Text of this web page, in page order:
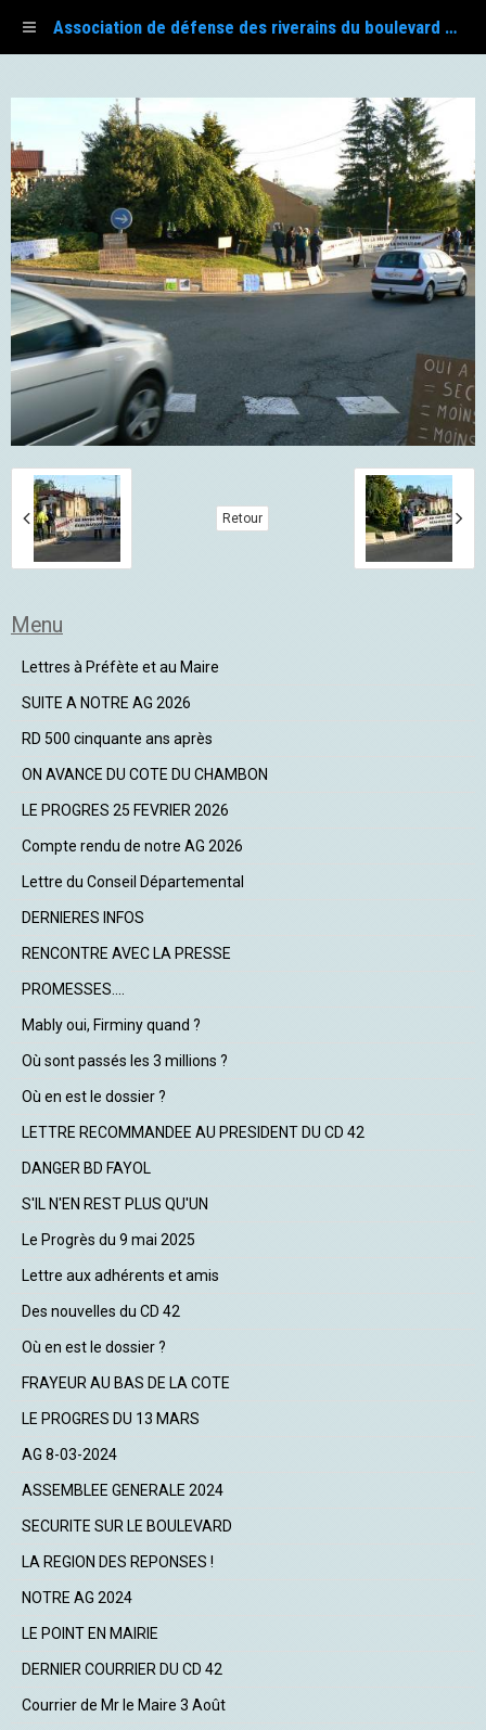
Association de défense des riverains du boulevard Fayol
Retour
Menu
Lettres à Préfète et au Maire
SUITE A NOTRE AG 2026
RD 500 cinquante ans après
ON AVANCE DU COTE DU CHAMBON
LE PROGRES 25 FEVRIER 2026
Compte rendu de notre AG 2026
Lettre du Conseil Départemental
DERNIERES INFOS
RENCONTRE AVEC LA PRESSE
PROMESSES....
Mably oui, Firminy quand ?
Où sont passés les 3 millions ?
Où en est le dossier ?
LETTRE RECOMMANDEE AU PRESIDENT DU CD 42
DANGER BD FAYOL
S'IL N'EN REST PLUS QU'UN
Le Progrès du 9 mai 2025
Lettre aux adhérents et amis
Des nouvelles du CD 42
Où en est le dossier ?
FRAYEUR AU BAS DE LA COTE
LE PROGRES DU 13 MARS
AG 8-03-2024
ASSEMBLEE GENERALE 2024
SECURITE SUR LE BOULEVARD
LA REGION DES REPONSES !
NOTRE AG 2024
LE POINT EN MAIRIE
DERNIER COURRIER DU CD 42
Courrier de Mr le Maire 3 Août